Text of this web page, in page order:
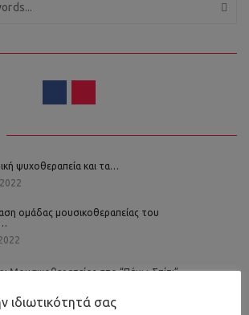
ψυχοθεραπεία και τα…
ομάδας μουσικοθεραπείας του
Μουσικοθεραπείας στο “Πάνω Σπίτι”…
ιδιωτικότητά σας